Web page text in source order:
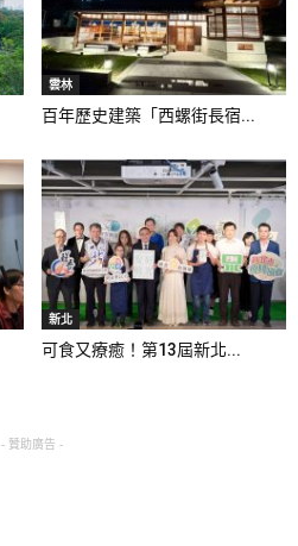
雲林
百年歷史建築「西螺街長宿...
新北
可食又療癒！第13屆新北...
- 贊助廣告 -